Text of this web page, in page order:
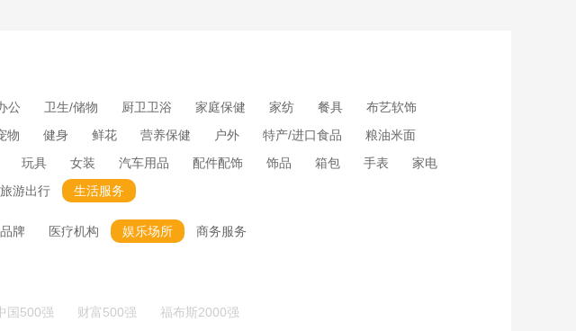
公 卫生/储物 厨卫卫浴 家庭保健 家纺 餐具
布艺软饰
物 健身 鲜花 营养保健 户外 特产/进口食品
粮油米面
玩具 女装 汽车用品 配件配饰 饰品 箱包 手表
家电
旅游出行 生活服务
牌 医疗机构 娱乐场所 商务服务
国500强 财富500强 福布斯2000强